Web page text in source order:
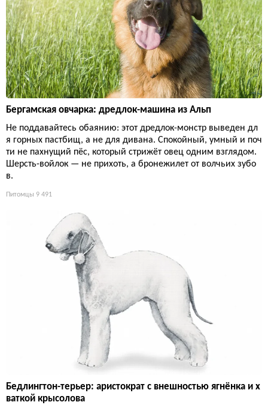
Бергамская овчарка: дредлок-машина из Альп
Не поддавайтесь обаянию: этот дредлок-монстр выведен дл
я горных пастбищ, а не для дивана. Спокойный, умный и поч
ти не пахнущий пёс, который стрижёт овец одним взглядом.
Шерсть-войлок — не прихоть, а бронежилет от волчьих зубо
в.
Питомцы 9 491
Бедлингтон-терьер: аристократ с внешностью ягнёнка и х
ваткой крысолова